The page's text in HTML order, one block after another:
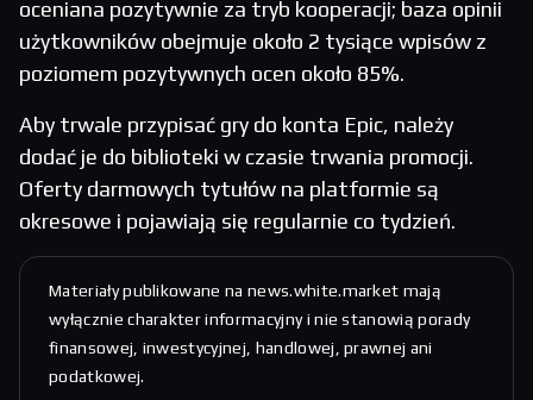
oceniana pozytywnie za tryb kooperacji; baza opinii
użytkowników obejmuje około 2 tysiące wpisów z
poziomem pozytywnych ocen około 85%.
Aby trwale przypisać gry do konta Epic, należy
dodać je do biblioteki w czasie trwania promocji.
Oferty darmowych tytułów na platformie są
okresowe i pojawiają się regularnie co tydzień.
Materiały publikowane na news.white.market mają
wyłącznie charakter informacyjny i nie stanowią porady
finansowej, inwestycyjnej, handlowej, prawnej ani
podatkowej.